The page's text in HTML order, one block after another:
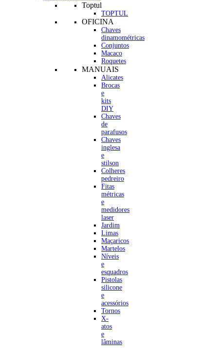
Toptul
TOPTUL
OFICINA
Chaves
dinamométricas
Conjuntos
Macaco
Roquetes
MANUAIS
Alicates
Brocas
e
kits
DIY
Chaves
de
parafusos
Chaves
inglesa
e
stilson
Colheres
pedreiro
Fitas
métricas
e
medidores
laser
Jardim
Limas
Maçaricos
Martelos
Níveis
e
esquadros
Pistolas
silicone
e
acessórios
Tornos
X-
atos
e
lâminas